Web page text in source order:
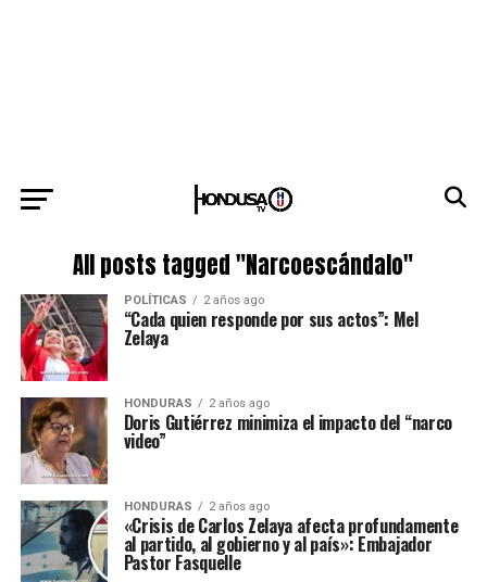
All posts tagged "Narcoescándalo"
POLÍTICAS 2 años ago
“Cada quien responde por sus actos”: Mel
Zelaya
HONDURAS 2 años ago
Doris Gutiérrez minimiza el impacto del “narco
video”
HONDURAS 2 años ago
«Crisis de Carlos Zelaya afecta profundamente
al partido, al gobierno y al país»: Embajador
Pastor Fasquelle